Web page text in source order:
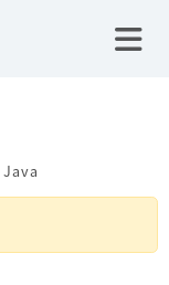
Java